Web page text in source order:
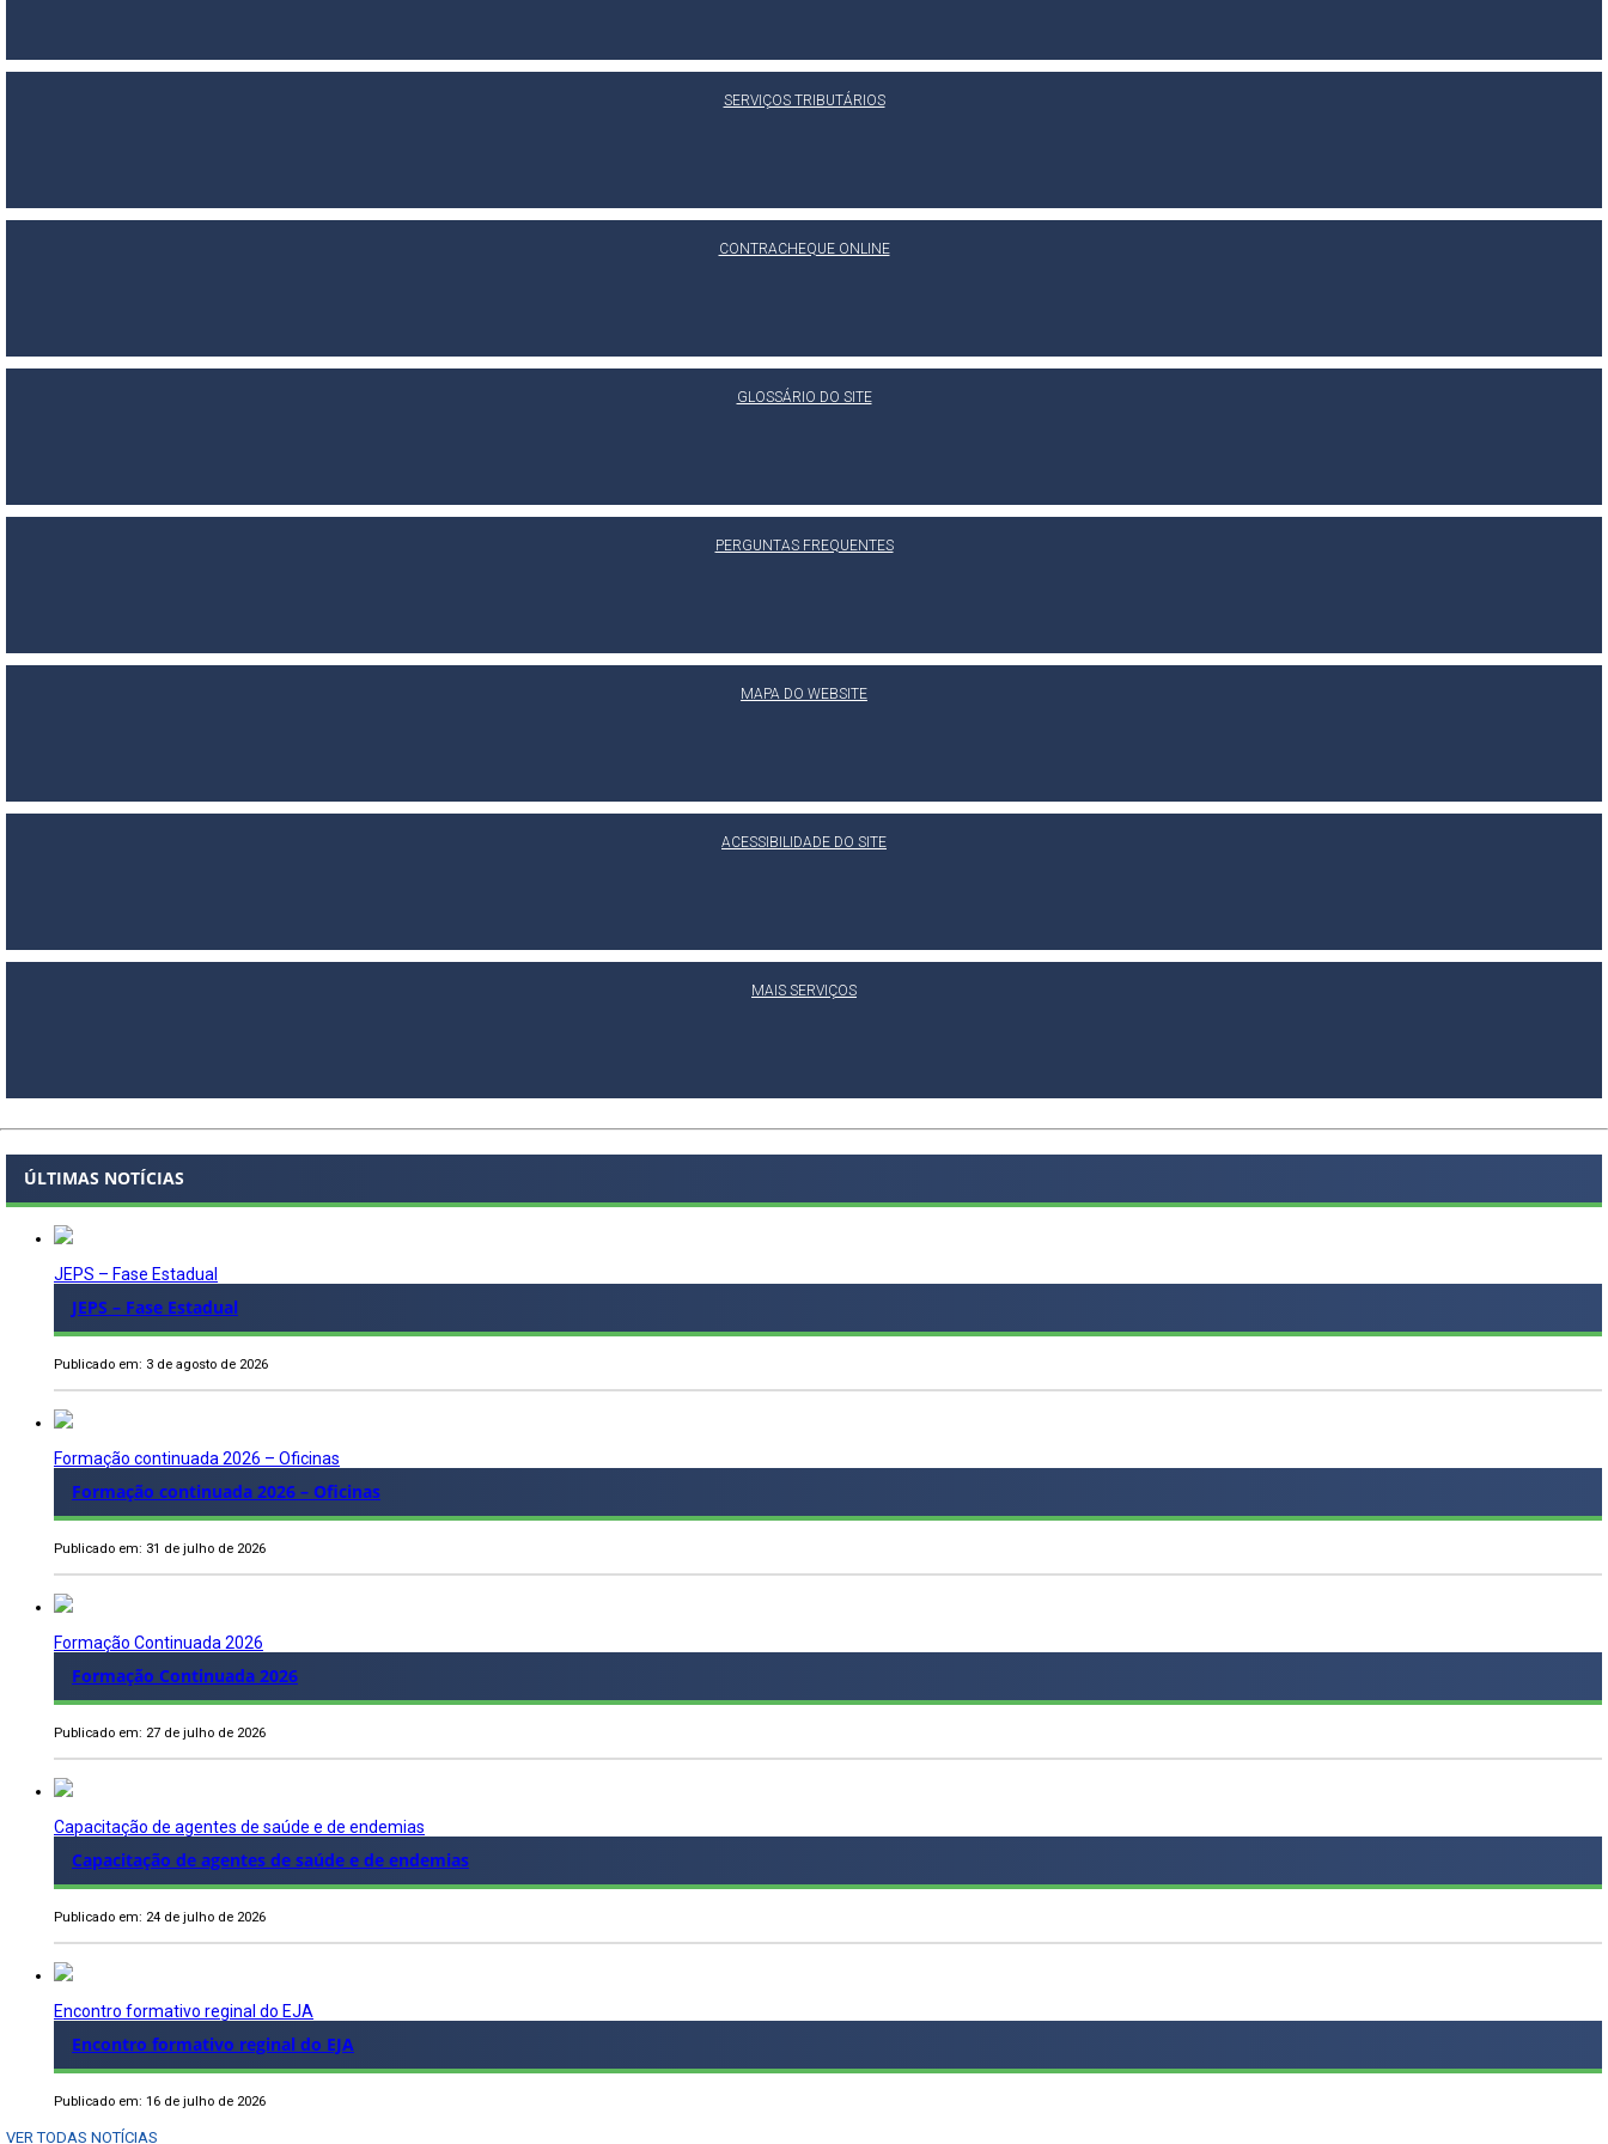
SERVIÇOS TRIBUTÁRIOS
CONTRACHEQUE ONLINE
GLOSSÁRIO DO SITE
PERGUNTAS FREQUENTES
MAPA DO WEBSITE
ACESSIBILIDADE DO SITE
MAIS SERVIÇOS
ÚLTIMAS NOTÍCIAS
JEPS – Fase Estadual
JEPS – Fase Estadual
Publicado em: 3 de agosto de 2026
Formação continuada 2026 – Oficinas
Formação continuada 2026 – Oficinas
Publicado em: 31 de julho de 2026
Formação Continuada 2026
Formação Continuada 2026
Publicado em: 27 de julho de 2026
Capacitação de agentes de saúde e de endemias
Capacitação de agentes de saúde e de endemias
Publicado em: 24 de julho de 2026
Encontro formativo reginal do EJA
Encontro formativo reginal do EJA
Publicado em: 16 de julho de 2026
VER TODAS NOTÍCIAS